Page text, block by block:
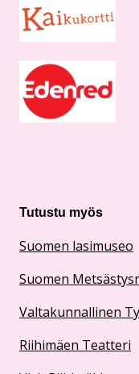
Tutustu myös
Suomen lasimuseo
Suomen
Valtakunnallinen
Riihimäen Teatteri